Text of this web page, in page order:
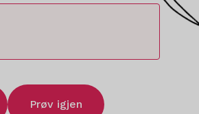
Prøv igjen